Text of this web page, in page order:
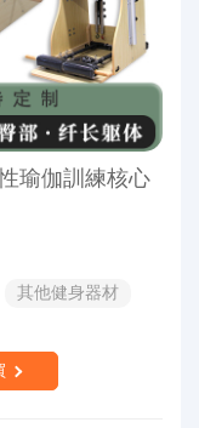
瑜伽訓練核心
其他健身器材